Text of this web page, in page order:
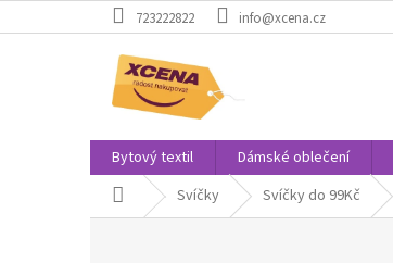
na
723222822 info@xcena.cz
Bytový textil Dámské oblečení
Domů Svíčky Svíčky do 99Kč